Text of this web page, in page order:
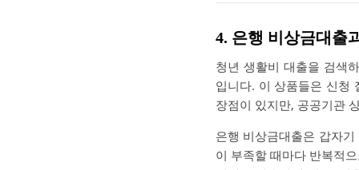
4. 은행 비상금대출
청년 생활비 대출을 검색
입니다. 이 상품들은 신청
장점이 있지만, 공공기관
은행 비상금대출은 갑자
이 부족할 때마다 반복적